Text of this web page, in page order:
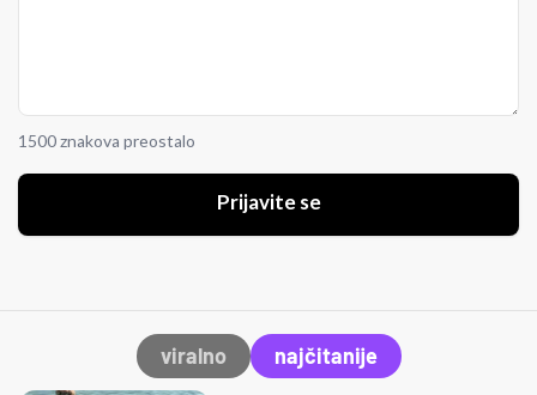
1500 znakova preostalo
Prijavite se
viralno najčitanije